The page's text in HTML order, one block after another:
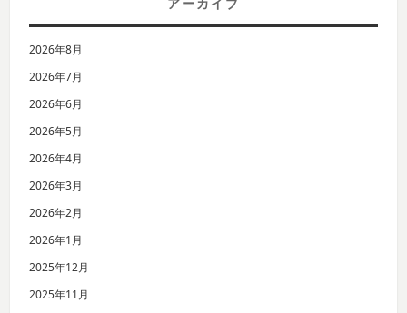
2026年8月
2026年7月
2026年6月
2026年5月
2026年4月
2026年3月
2026年2月
2026年1月
2025年12月
2025年11月